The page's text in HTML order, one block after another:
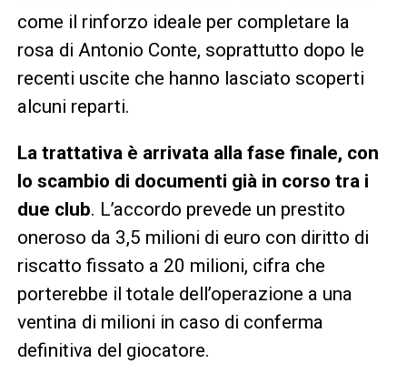
come il rinforzo ideale per completare la
rosa di Antonio Conte, soprattutto dopo le
recenti uscite che hanno lasciato scoperti
alcuni reparti.
La trattativa è arrivata alla fase finale, con
lo scambio di documenti già in corso tra i
due club. L’accordo prevede un prestito
oneroso da 3,5 milioni di euro con diritto di
riscatto fissato a 20 milioni, cifra che
porterebbe il totale dell’operazione a una
ventina di milioni in caso di conferma
definitiva del giocatore.